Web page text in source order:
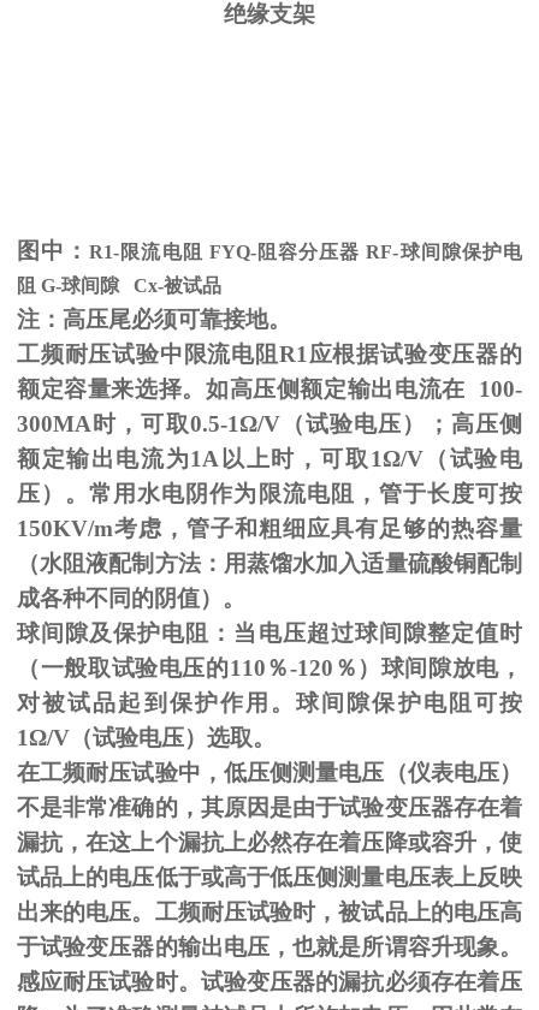
绝缘支架
图中：R1-限流电阻 FYQ-阻容分压器RF-球间隙保护电
阻 G-球间隙 Cx-被试品
注：高压尾必须可靠接地。
工频耐压试验中限流电阻 R1 应根据试验变压器的
额定容量来选择。如高压侧额定输出电流在 100-
300MA 时，可取0.5-1Ω/V（试验电压）；高压侧
额定输出电流为1A 以上时，可取 1Ω/V（试验电
压）。常用水电阴作为限流电阻，管于长度可按
150KV/m考虑，管子和粗细应具有足够的热容量
（水阻液配制方法：用蒸馏水加入适量硫酸铜配制
成各种不同的阴值）。
球间隙及保护电阻：当电压超过球间隙整定值时
（一般取试验电压的110％-120 ％）球间隙放电，
对被试品起到保护作用。球间隙保护电阻可按
1Ω/V（试验电压）选取。
在工频耐压试验中，低压侧测量电压（仪表电压）
不是非常准确的，其原因是由于试验变压器存在着
漏抗，在这上个漏抗上必然存在着压降或容升，使
试品上的电压低于或高于低压侧测量电压表上反映
出来的电压。工频耐压试验时，被试品上的电压高
于试验变压器的输出电压，也就是所谓容升现象。
感应耐压试验时。试验变压器的漏抗必须存在着压